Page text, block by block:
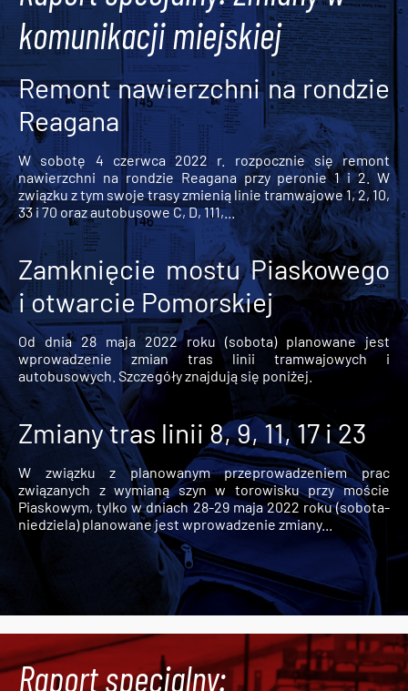
komunikacji miejskiej
Remont nawierzchni na rondzie
Reagana
W sobotę 4 czerwca 2022 r. rozpocznie się remont
nawierzchni na rondzie Reagana przy peronie 1 i 2. W
związku z tym swoje trasy zmienią linie tramwajowe 1, 2, 10,
33 i 70 oraz autobusowe C, D, 111,...
Zamknięcie mostu Piaskowego
i otwarcie Pomorskiej
Od dnia 28 maja 2022 roku (sobota) planowane jest
wprowadzenie zmian tras linii tramwajowych i
autobusowych. Szczegóły znajdują się poniżej.
Zmiany tras linii 8, 9, 11, 17 i 23
W związku z planowanym przeprowadzeniem prac
związanych z wymianą szyn w torowisku przy moście
Piaskowym, tylko w dniach 28-29 maja 2022 roku (sobota-
niedziela) planowane jest wprowadzenie zmiany...
Raport specjalny: